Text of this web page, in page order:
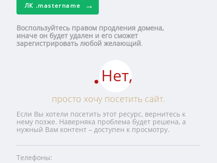
ЛК .mastername
Воспользуйтесь правом продления домена,
иначе он будет удален и его сможет
зарегистрировать любой желающий.
Нет,
просто хочу посетить сайт.
Если Вы хотели посетить этот ресурс, вернитесь к
нему позже. Наверняка проблема будет решена, а
нужный Вам контент – доступен к просмотру.
Телефоны: